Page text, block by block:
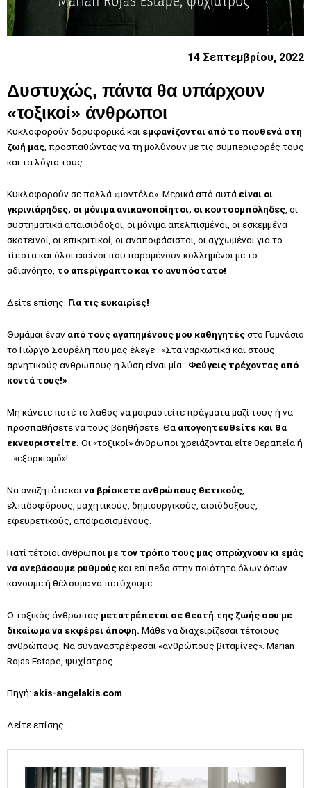
14 Σεπτεμβρίου, 2022
Δυστυχώς, πάντα θα υπάρχουν
«τοξικοί» άνθρωποι
Kυκλοφορούν δορυφορικά και εμφανίζονται από το πουθενά στη
ζωή μας, προσπαθώντας να τη μολύνουν με τις συμπεριφορές τους
και τα λόγια τους.
Κυκλοφορούν σε πολλά «μοντέλα». Μερικά από αυτά είναι οι
γκρινιάρηδες, οι μόνιμα ανικανοποίητοι, οι κουτσομπόληδες, οι
συστηματικά απαισιόδοξοι, οι μόνιμα απελπισμένοι, οι εσκεμμένα
σκοτεινοί, οι επικριτικοί, οι αναποφάσιστοι, οι αγχωμένοι για το
τίποτα και όλοι εκείνοι που παραμένουν κολλημένοι με το
αδιανόητο, το απερίγραπτο και το ανυπόστατο!
Δείτε επίσης: Για τις ευκαιρίες!
Θυμάμαι έναν από τους αγαπημένους μου καθηγητέςστο Γυμνάσιο
το Γιώργο Σουρέλη που μας έλεγε : «Στα ναρκωτικά και στους
αρνητικούς ανθρώπους η λύση είναι μία : Φεύγεις τρέχοντας από
κοντά τους!»
Μη κάνετε ποτέ το λάθος να μοιραστείτε πράγματα μαζί τους ή να
προσπαθήσετε να τους βοηθήσετε. Θα απογοητευθείτε και θα
εκνευριστείτε. Οι «τοξικοί» άνθρωποι χρειάζονται είτε θεραπεία ή
…«εξορκισμό»!
Να αναζητάτε και να βρίσκετε ανθρώπους θετικούς
ελπιδοφόρους, μαχητικούς, δημιουργικούς, αισιόδοξους,
εφευρετικούς, αποφασισμένους.
Γιατί τέτοιοι άνθρωποι με τον τρόπο τους μας σπρώχνουν κι εμάς
να ανεβάσουμε ρυθμούςκαι επίπεδο στην ποιότητα όλων όσων
κάνουμε ή θέλουμε να πετύχουμε.
Ο τοξικός άνθρωπος μετατρέπεται σε θεατή της ζωής σου με
δικαίωμα να εκφέρει άποψη. Μάθε να διαχειρίζεσαι τέτοιους
ανθρώπους. Να συναναστρέφεσαι «ανθρώπους βιταμίνες». Marian
Rojas Estape, ψυχίατρος
Πηγή: akis-angelakis.com
Δείτε επίσης: